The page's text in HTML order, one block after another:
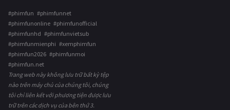
#phimfun #phimfunnet
#phimfunonline #phimfunofficial
#phimfunhd #phimfunvietsub
#phimfunmienphi #xemphimfun
#phimfun2026 #phimfunmoi
#phimfun.net
Trang web này không lưu trữ bất kỳ tệp
nào trên máy chủ của chúng tôi, chúng
tôi chỉ liên kết với phương tiện được lưu
trữ trên các dịch vụ của bên thứ 3.